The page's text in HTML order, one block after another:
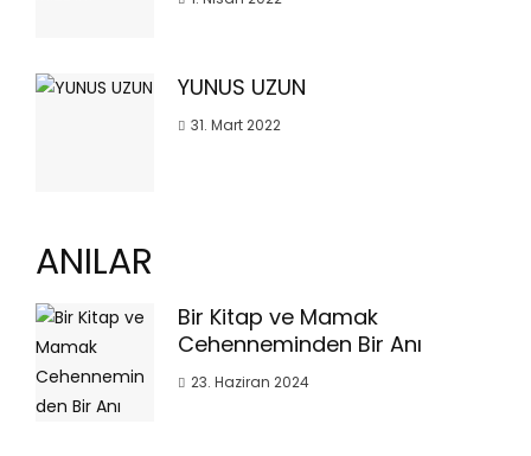
YUNUS UZUN
31. Mart 2022
ANILAR
Bir Kitap ve Mamak
Cehenneminden Bir Anı
23. Haziran 2024